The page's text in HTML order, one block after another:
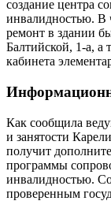
создание центра
инвалидностью. В
ремонт в здании
Балтийской, 1-а, а
кабинета
Как сообщила
и занятости
получит
программы
инвалидностью.
проверенным